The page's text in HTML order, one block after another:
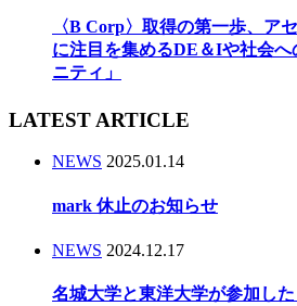
〈B Corp〉取得の第一歩、ア
に注目を集めるDE＆Iや社会
ニティ」
LATEST ARTICLE
NEWS 2025.01.14
mark 休止のお知らせ
NEWS 2024.12.17
名城大学と東洋大学が参加し